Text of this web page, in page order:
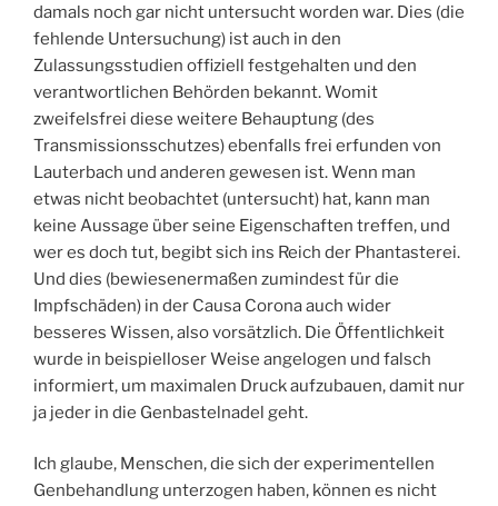
damals noch gar nicht untersucht worden war. Dies (die
fehlende Untersuchung) ist auch in den
Zulassungsstudien offiziell festgehalten und den
verantwortlichen Behörden bekannt. Womit
zweifelsfrei diese weitere Behauptung (des
Transmissionsschutzes) ebenfalls frei erfunden von
Lauterbach und anderen gewesen ist. Wenn man
etwas nicht beobachtet (untersucht) hat, kann man
keine Aussage über seine Eigenschaften treffen, und
wer es doch tut, begibt sich ins Reich der Phantasterei.
Und dies (bewiesenermaßen zumindest für die
Impfschäden) in der Causa Corona auch wider
besseres Wissen, also vorsätzlich. Die Öffentlichkeit
wurde in beispielloser Weise angelogen und falsch
informiert, um maximalen Druck aufzubauen, damit nur
ja jeder in die Genbastelnadel geht.
Ich glaube, Menschen, die sich der experimentellen
Genbehandlung unterzogen haben, können es nicht